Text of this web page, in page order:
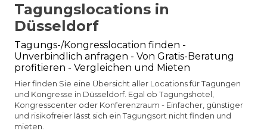
Tagungslocations in
Düsseldorf
Tagungs-/Kongresslocation finden -
Unverbindlich anfragen - Von Gratis-Beratung
profitieren - Vergleichen und Mieten
Hier finden Sie eine Übersicht aller Locations für Tagungen
und Kongresse in Düsseldorf. Egal ob Tagungshotel,
Kongresscenter oder Konferenzraum - Einfacher, günstiger
und risikofreier lässt sich ein Tagungsort nicht finden und
mieten.